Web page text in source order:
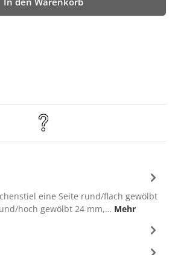
eine Seite rund/flach gewölbt
hoch gewölbt 24 mm,… Mehr